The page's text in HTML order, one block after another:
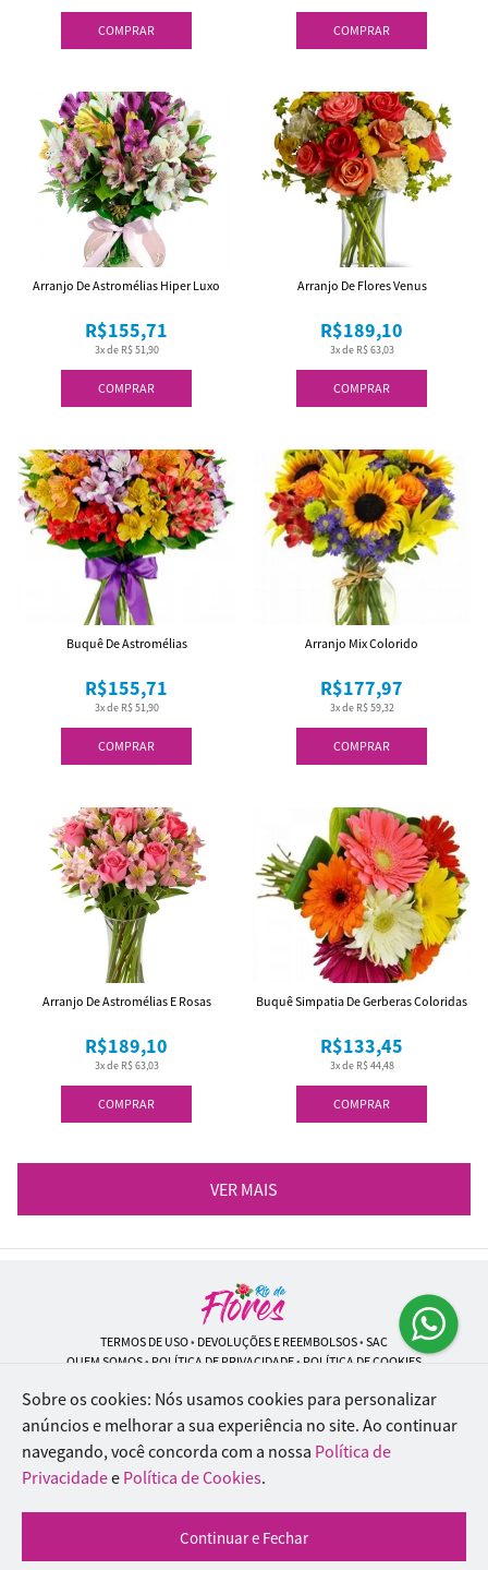
COMPRAR COMPRAR
COMPRAR
3x de R$ 51,90
R$155,71
Arranjo De Astromélias Hiper Luxo
COMPRAR
3x de R$ 63,03
R$189,10
Arranjo De Flores Venus
COMPRAR
3x de R$ 51,90
R$155,71
Buquê De Astromélias
COMPRAR
3x de R$ 59,32
R$177,97
Arranjo Mix Colorido
COMPRAR
3x de R$ 63,03
R$189,10
Arranjo De Astromélias E Rosas
COMPRAR
3x de R$ 44,48
R$133,45
Buquê Simpatia De Gerberas Coloridas
VER MAIS
TERMOS DE USO• DEVOLUÇÕES E REEMBOLSOS• SAC
QUEM SOMOS• POLÍTICA DE PRIVACIDADE• POLÍTICA DE COOKIES
Rio de Flores | CNPJ: 18.184.423/0001-74
Rua Lopes Trovão, 42 - Rio de Janeiro - RJ - 20.920-340
WhatsApp: (21) 96451-9290| Telefone: (21) 9 6715-9790
© 2024-2026 - Todos os direitos reservados - Desenvolvido por
Inteligentes
Sobre os cookies: Nós usamos cookies para personalizar
anúncios e melhorar a sua experiência no site. Ao continuar
navegando, você concorda com a nossa Política de
Privacidadee Política de Cookies.
Continuar e Fechar